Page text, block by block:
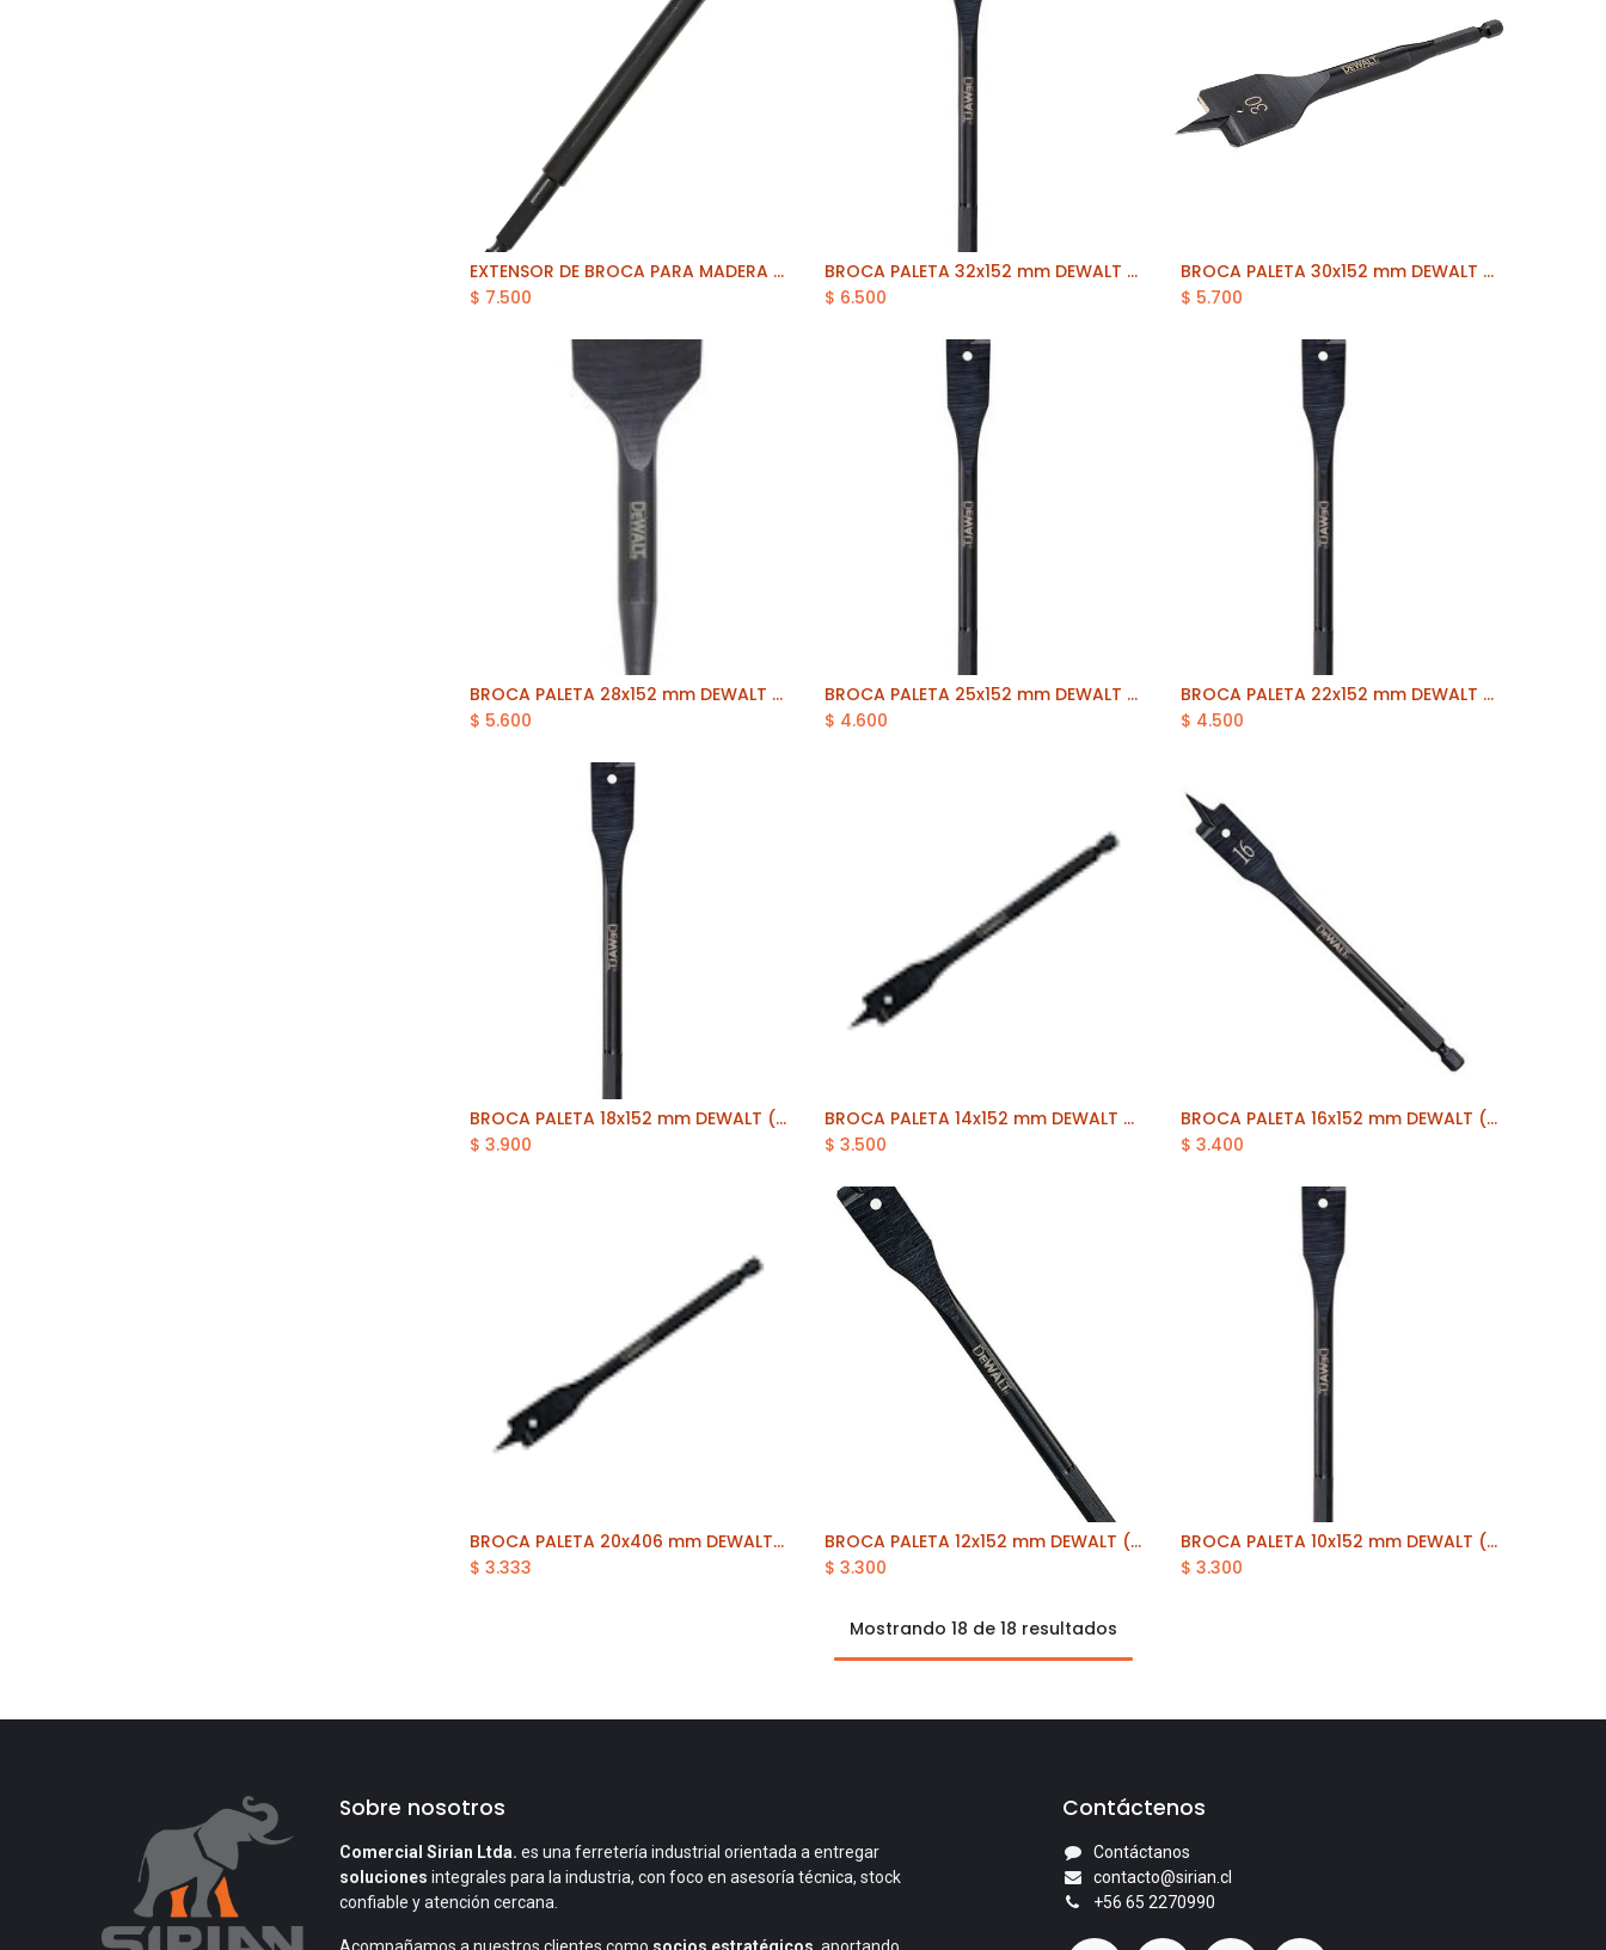
Añadir al carrito
EXTENSOR DE BROCA PARA MADERA 6" DEWALT (DW1588)
$ 7.500
Añadir al carrito
BROCA PALETA 32x152 mm DEWALT (DT4775-QZ)
$ 6.500
Añadir al carrito
BROCA PALETA 30x152 mm DEWALT (DT4774-QZ)
$ 5.700
BROCA PALETA 28x152 mm DEWALT (DT4773-QZ)
$ 5.600
Añadir al carrito
BROCA PALETA 25x152 mm DEWALT (DT4771-QZ)
$ 4.600
Añadir al carrito
BROCA PALETA 22x152 mm DEWALT (DT4769-QZ)
$ 4.500
Añadir al carrito
BROCA PALETA 18x152 mm DEWALT (DT4767-QZ)
$ 3.900
Añadir al carrito
BROCA PALETA 14x152 mm DEWALT (DT4765-QZ)
$3.500
Añadir al carrito
BROCA PALETA 16x152 mm DEWALT (DT4766-QZ)
$ 3.400
BROCA PALETA 20x406 mm DEWALT (DT4785-QZ)
$ 3.333
Añadir al carrito
BROCA PALETA 12x152 mm DEWALT (DT4763-QZ)
$3.300
Añadir al carrito
BROCA PALETA 10x152 mm DEWALT (DT4762-QZ)
$ 3.300
Mostrando 18 de 18 resultados
Sobre nosotros
Comercial Sirian Ltda. es una ferretería industrial orientada a entregar
soluciones integrales para la industria, con foco en asesoría técnica, stock
confiable y atención cercana.
Contáctenos
Contáctanos
contacto@sirian.cl
+56 65 2270990